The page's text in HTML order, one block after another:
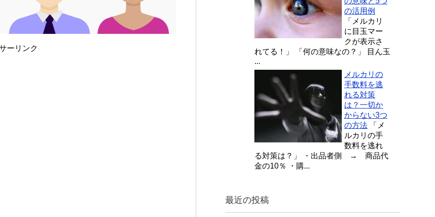
ーリンク
の活用例
「メルカリ
に目玉マー
クが表示さ
れてる！」 「何の意味なの？」 目ん玉
...
メルカリの
手数料を逃
れる対策
は？一切か
からない3つ
の方法 「メ
ルカリの手
数料を逃れ
る対策は？」 ・出品者側 → 商品代
金の10％ ・購...
最近の投稿